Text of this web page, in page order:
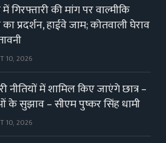
गिरफ्तारी की मांग पर वाल्मीकि
प्रदर्शन, हाईवे जाम; कोतवाली घेराव
10, 2026
नीतियों में शामिल किए जाएंगे छात्र –
के सुझाव – सीएम पुष्कर सिंह धामी
10, 2026